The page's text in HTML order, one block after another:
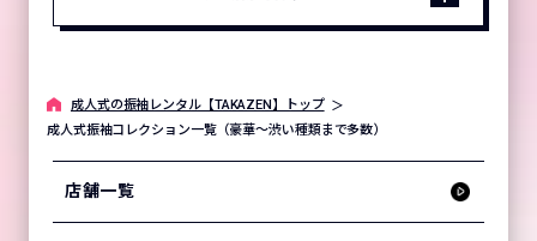
成⼈式の振袖レンタル【TAKAZEN】トップ
成人式振袖コレクション一覧（豪華～渋い種類まで多数）
店舗一覧